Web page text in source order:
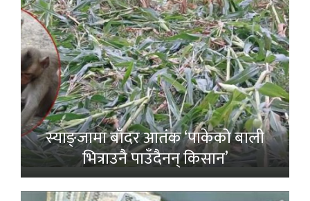
स्याङ्जामा बाँदर आतंक ‘पाकेको बाली
भित्राउनै पाउँदैनन् किसान’